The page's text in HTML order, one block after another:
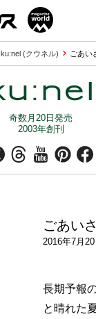
ku:nel (クウネル) ごあい
奇数月20日発売
2003年創刊
ごあい
2016年7月
長期予報
と晴れた